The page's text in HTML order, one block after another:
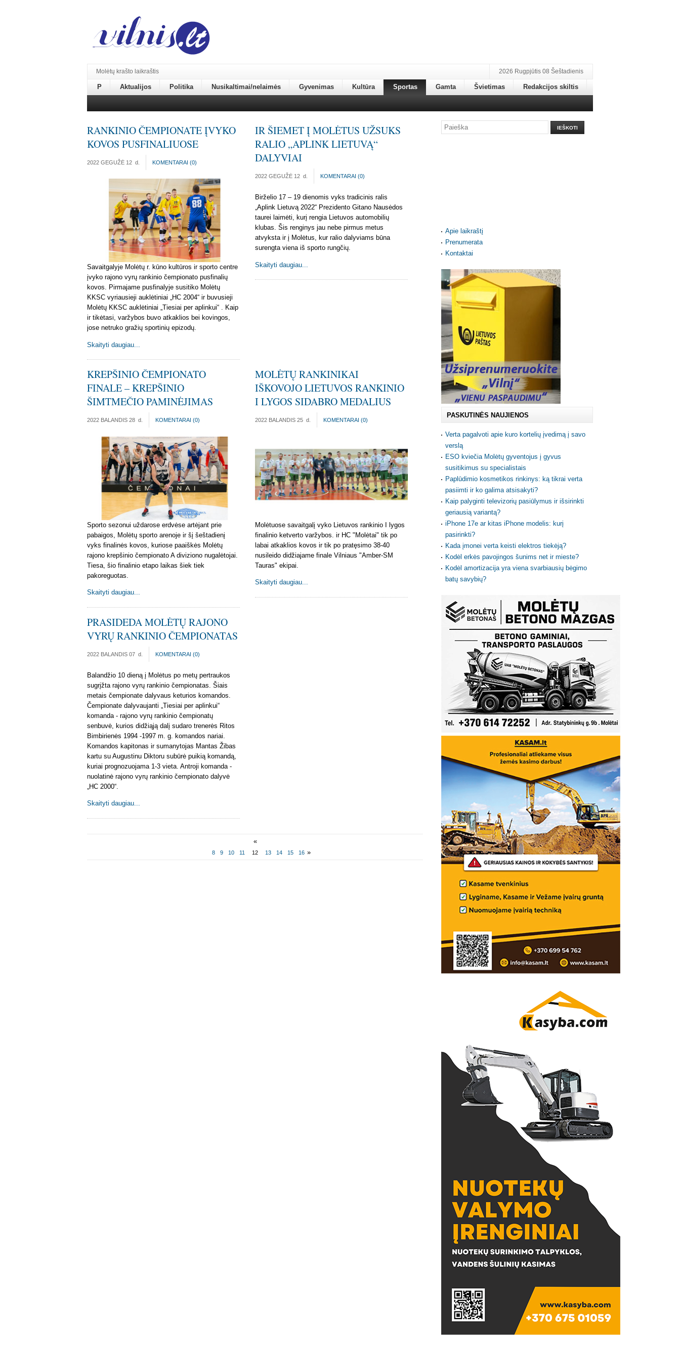
Molėtų krašto laikraštis 2026 Rugpjūtis 08 Šeštadienis
P Aktualijos Politika Nusikaltimai/nelaimės Gyvenimas Kultūra Sportas Gamta Švietimas Redakcijos skiltis
RANKINIO ČEMPIONATE ĮVYKO
KOVOS PUSFINALIUOSE
2022 GEGUŽĖ 12 d. KOMENTARAI (0)
Savaitgalyje Molėtų r. kūno kultūros ir sporto centre
įvyko rajono vyrų rankinio čempionato pusfinalių
kovos. Pirmajame pusfinalyje susitiko Molėtų
KKSC vyriausieji auklėtiniai „HC 2004“ ir buvusieji
Molėtų KKSC auklėtiniai „Tiesiai per aplinkui“ . Kaip
ir tikėtasi, varžybos buvo atkaklios bei kovingos,
jose netruko gražių sportinių epizodų.
Skaityti daugiau...
IR ŠIEMET Į MOLĖTUS UŽSUKS
RALIO „APLINK LIETUVĄ“
DALYVIAI
2022 GEGUŽĖ 12 d. KOMENTARAI (0)
Birželio 17 – 19 dienomis vyks tradicinis ralis
„Aplink Lietuvą 2022“ Prezidento Gitano Nausėdos
taurei laimėti, kurį rengia Lietuvos automobilių
klubas. Šis renginys jau nebe pirmus metus
atvyksta ir į Molėtus, kur ralio dalyviams būna
surengta viena iš sporto rungčių.
Skaityti daugiau...
KREPŠINIO ČEMPIONATO
FINALE – KREPŠINIO
ŠIMTMEČIO PAMINĖJIMAS
2022 BALANDIS 28 d. KOMENTARAI (0)
Sporto sezonui uždarose erdvėse artėjant prie
pabaigos, Molėtų sporto arenoje ir šį šeštadienį
vyks finalinės kovos, kuriose paaiškės Molėtų
rajono krepšinio čempionato A diviziono nugalėtojai.
Tiesa, šio finalinio etapo laikas šiek tiek
pakoreguotas.
Skaityti daugiau...
MOLĖTŲ RANKINIKAI
IŠKOVOJO LIETUVOS RANKINIO
I LYGOS SIDABRO MEDALIUS
2022 BALANDIS 25 d. KOMENTARAI (0)
Molėtuose savaitgalį vyko Lietuvos rankinio I lygos
finalinio ketverto varžybos. ir HC "Molėtai" tik po
labai atkaklios kovos ir tik po pratęsimo 38-40
nusileido didžiajame finale Vilniaus "Amber-SM
Tauras" ekipai.
Skaityti daugiau...
PRASIDEDA MOLĖTŲ RAJONO
VYRŲ RANKINIO ČEMPIONATAS
2022 BALANDIS 07 d. KOMENTARAI (0)
Balandžio 10 dieną į Molėtus po metų pertraukos
sugrįžta rajono vyrų rankinio čempionatas. Šiais
metais čempionate dalyvaus keturios komandos.
Čempionate dalyvaujanti „Tiesiai per aplinkui“
komanda - rajono vyrų rankinio čempionatų
senbuvė, kurios didžiąją dalį sudaro trenerės Ritos
Bimbirienės 1994 -1997 m. g. komandos nariai.
Komandos kapitonas ir sumanytojas Mantas Žibas
kartu su Augustinu Diktoru subūrė puikią komandą,
kuriai prognozuojama 1-3 vieta. Antroji komanda -
nuolatinė rajono vyrų rankinio čempionato dalyvė
„HC 2000“.
Skaityti daugiau...
«
8 9 10 11 12 13 14 15 16 »
Apie laikraštį
Prenumerata
Kontaktai
PASKUTINĖS NAUJIENOS
Verta pagalvoti apie kuro kortelių įvedimą į savo
verslą
ESO kviečia Molėtų gyventojus į gyvus
susitikimus su specialistais
Paplūdimio kosmetikos rinkinys: ką tikrai verta
pasiimti ir ko galima atsisakyti?
Kaip palyginti televizorių pasiūlymus ir išsirinkti
geriausią variantą?
iPhone 17e ar kitas iPhone modelis: kurį
pasirinkti?
Kada įmonei verta keisti elektros tiekėją?
Kodėl erkės pavojingos šunims net ir mieste?
Kodėl amortizacija yra viena svarbiausių bėgimo
batų savybių?